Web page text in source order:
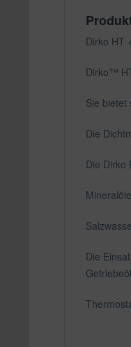
Dirko HT
Dirko™
Sie bietet
Die
Die Dirko
Die